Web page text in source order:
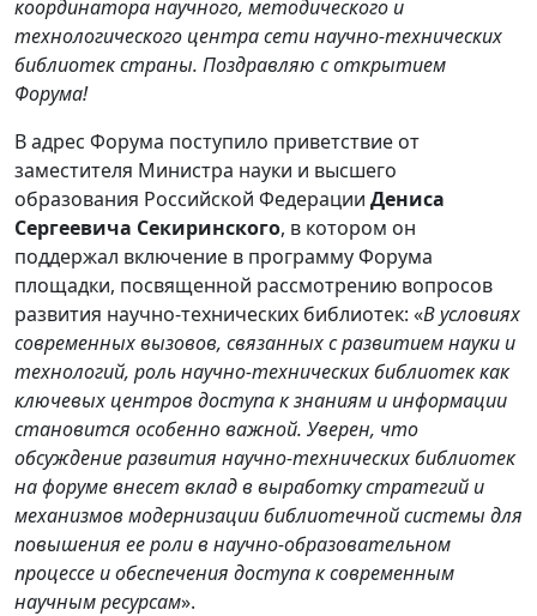
координатора научного, методического и
технологического центра сети научно-технических
библиотек страны. Поздравляю с открытием
Форума!
В адрес Форума поступило приветствие от
заместителя Министра науки и высшего
образования Российской Федерации Дениса
Сергеевича Секиринского, в котором он
поддержал включение в программу Форума
площадки, посвященной рассмотрению вопросов
развития научно-технических библиотек: «В условиях
современных вызовов, связанных с развитием науки и
технологий, роль научно-технических библиотек как
ключевых центров доступа к знаниям и информации
становится особенно важной. Уверен, что
обсуждение развития научно-технических библиотек
на форуме внесет вклад в выработку стратегий и
механизмов модернизации библиотечной системы для
повышения ее роли в научно-образовательном
процессе и обеспечения доступа к современным
научным ресурсам».